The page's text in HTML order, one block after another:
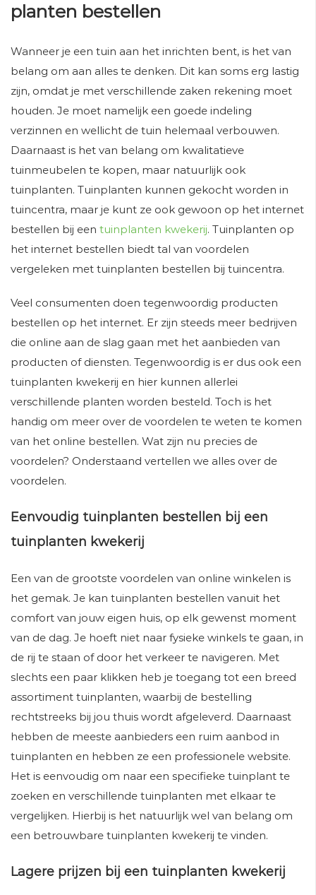
planten bestellen
Wanneer je een tuin aan het inrichten bent, is het van
belang om aan alles te denken. Dit kan soms erg lastig
zijn, omdat je met verschillende zaken rekening moet
houden. Je moet namelijk een goede indeling
verzinnen en wellicht de tuin helemaal verbouwen.
Daarnaast is het van belang om kwalitatieve
tuinmeubelen te kopen, maar natuurlijk ook
tuinplanten. Tuinplanten kunnen gekocht worden in
tuincentra, maar je kunt ze ook gewoon op het internet
bestellen bij een tuinplanten kwekerij. Tuinplanten op
het internet bestellen biedt tal van voordelen
vergeleken met tuinplanten bestellen bij tuincentra.
Veel consumenten doen tegenwoordig producten
bestellen op het internet. Er zijn steeds meer bedrijven
die online aan de slag gaan met het aanbieden van
producten of diensten. Tegenwoordig is er dus ook een
tuinplanten kwekerij en hier kunnen allerlei
verschillende planten worden besteld. Toch is het
handig om meer over de voordelen te weten te komen
van het online bestellen. Wat zijn nu precies de
voordelen? Onderstaand vertellen we alles over de
voordelen.
Eenvoudig tuinplanten bestellen bij een
tuinplanten kwekerij
Een van de grootste voordelen van online winkelen is
het gemak. Je kan tuinplanten bestellen vanuit het
comfort van jouw eigen huis, op elk gewenst moment
van de dag. Je hoeft niet naar fysieke winkels te gaan, in
de rij te staan ​​of door het verkeer te navigeren. Met
slechts een paar klikken heb je toegang tot een breed
assortiment tuinplanten, waarbij de bestelling
rechtstreeks bij jou thuis wordt afgeleverd. Daarnaast
hebben de meeste aanbieders een ruim aanbod in
tuinplanten en hebben ze een professionele website.
Het is eenvoudig om naar een specifieke tuinplant te
zoeken en verschillende tuinplanten met elkaar te
vergelijken. Hierbij is het natuurlijk wel van belang om
een betrouwbare tuinplanten kwekerij te vinden.
Lagere prijzen bij een tuinplanten kwekerij